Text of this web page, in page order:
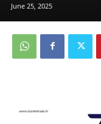
June 25, 2025